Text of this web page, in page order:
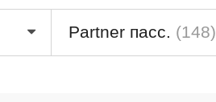
Partner пасс. (148)